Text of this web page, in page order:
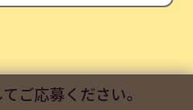
10:00～
）23:59
ご応募ください。